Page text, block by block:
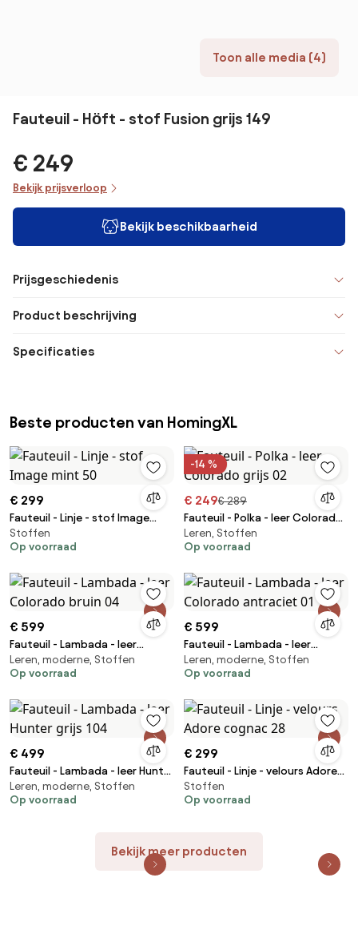
Toon alle media (4)
Fauteuil - Höft - stof Fusion grijs 149
€ 249
Bekijk prijsverloop
Bekijk beschikbaarheid
Prijsgeschiedenis
Product beschrijving
Specificaties
Beste producten van HomingXL
€ 299
Fauteuil - Linje - stof Image
mint 50
Stoffen
Op voorraad
-14 %
€ 249€ 289
Fauteuil - Polka - leer Colorado
grijs 02
Leren, Stoffen
Op voorraad
€ 599
Fauteuil - Lambada - leer
Colorado bruin 04
Leren, moderne, Stoffen
Op voorraad
€ 599
Fauteuil - Lambada - leer
Colorado antraciet 01
Leren, moderne, Stoffen
Op voorraad
€ 499
Fauteuil - Lambada - leer Hunter
grijs 104
Leren, moderne, Stoffen
Op voorraad
€ 299
Fauteuil - Linje - velours Adore
cognac 28
Stoffen
Op voorraad
Bekijk meer producten